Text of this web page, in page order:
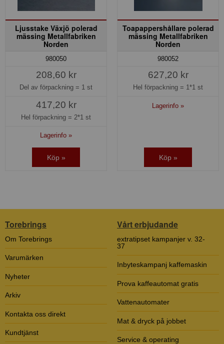
Ljusstake Växjö polerad
mässing Metallfabriken
Norden
980050
208,60 kr
Del av förpackning = 1 st
417,20 kr
Hel förpackning = 2*1 st
Lagerinfo »
Köp »
Toapappershållare polerad
mässing Metallfabriken
Norden
980052
627,20 kr
Hel förpackning = 1*1 st
Lagerinfo »
Köp »
Torebrings
Om Torebrings
Varumärken
Nyheter
Arkiv
Kontakta oss direkt
Kundtjänst
Vårt erbjudande
extratipset kampanjer v. 32-
37
Inbyteskampanj kaffemaskin
Prova kaffeautomat gratis
Vattenautomater
Mat & dryck på jobbet
Service & operating